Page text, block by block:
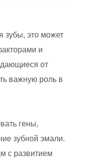
зубы, это может
и
от
важную роль в
гены,
зубной эмали.
с развитием